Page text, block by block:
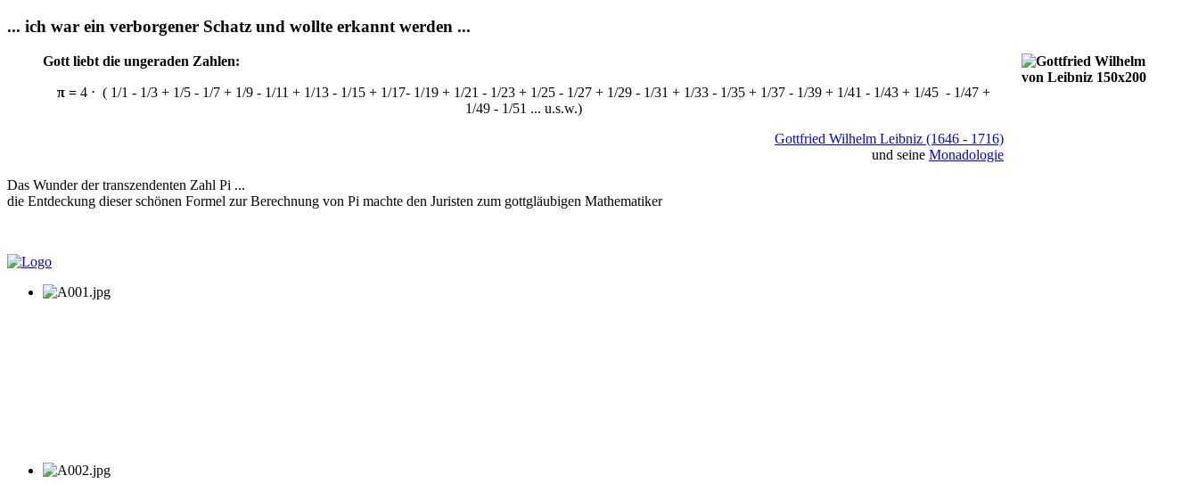
... ich war ein verborgener Schatz und wollte erkannt werden ...
Gott liebt die ungeraden Zahlen:
π =4 ⋅ ( 1/1 - 1/3 + 1/5 - 1/7 + 1/9 - 1/11 + 1/13 - 1/15 + 1/17- 1/19 + 1/21 - 1/23 + 1/25 - 1/27 + 1/29 - 1/31 + 1/33 - 1/35 + 1/37 - 1/39 + 1/41 - 1/43 + 1/45 - 1/47 +
1/49 - 1/51 ... u.s.w.)
Gottfried Wilhelm Leibniz (1646 - 1716)
und seine Monadologie
Das Wunder der transzendenten Zahl Pi ...
die Entdeckung dieser schönen Formel zur Berechnung von Pi machte den Juristen zum gottgläubigen Mathematiker